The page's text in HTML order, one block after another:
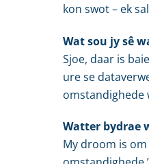
kon swot – ek
Wat sou jy sê
Sjoe, daar is
ure se
omstandighede
Watter bydrae
My droom is